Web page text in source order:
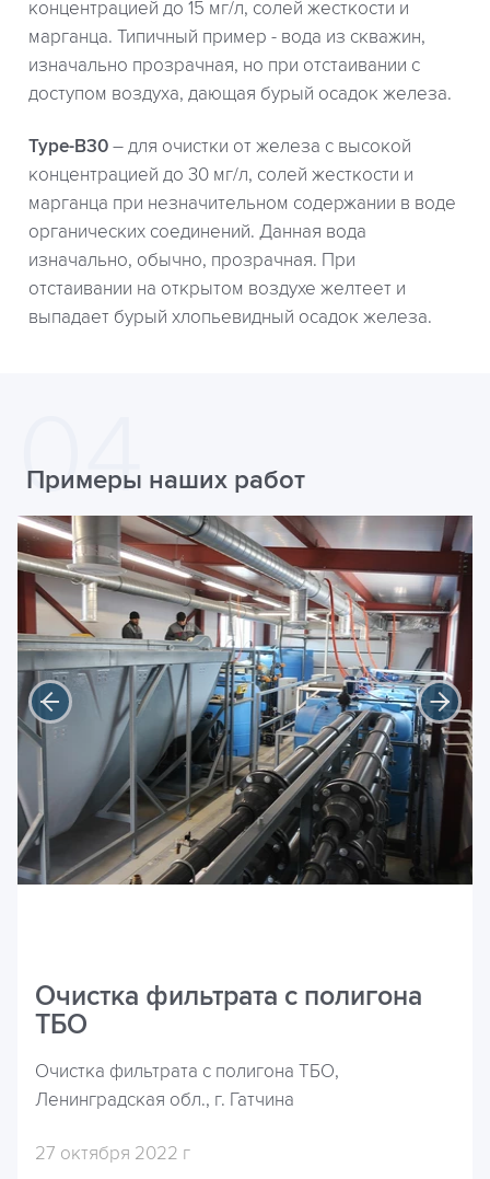
концентрацией до 15 мг/л, солей жесткости и
марганца. Типичный пример - вода из скважин,
изначально прозрачная, но при отстаивании с
доступом воздуха, дающая бурый осадок железа.
Type-B30 – для очистки от железа с высокой
концентрацией до 30 мг/л, солей жесткости и
марганца при незначительном содержании в воде
органических соединений. Данная вода
изначально, обычно, прозрачная. При
отстаивании на открытом воздухе желтеет и
выпадает бурый хлопьевидный осадок железа.
Примеры наших работ
Очистка фильтрата с полигона
ТБО
Очистка фильтрата с полигона ТБО,
Ленинградская обл., г. Гатчина
27 октября 2022 г